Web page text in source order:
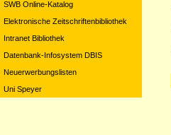
SWB Online-Katalog
Elektronische Zeitschriftenbibliothek
Intranet Bibliothek
Datenbank-Infosystem DBIS
Neuerwerbungslisten
Uni Speyer